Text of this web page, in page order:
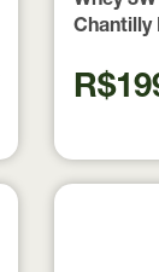
Chantilly